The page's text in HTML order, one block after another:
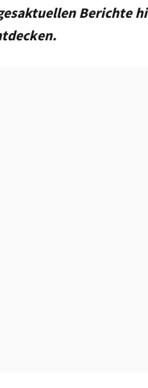
Berichte